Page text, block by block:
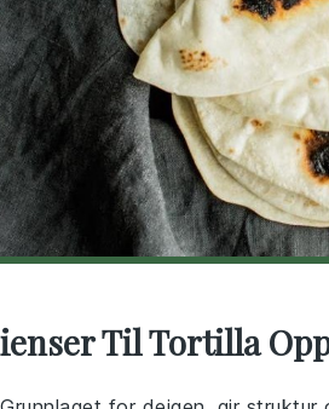
Til Tortilla